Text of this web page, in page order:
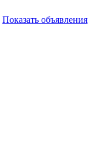
Показать объявления